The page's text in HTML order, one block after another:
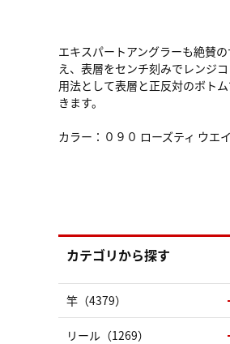
エキスパートアングラーも絶賛
え、表層をセンチ刻みでレンジ
用法として表層と正反対のボト
きます。
カラー：０９０ ローズティ ウエ
カテゴリから探す
竿（4379）
リール（1269）